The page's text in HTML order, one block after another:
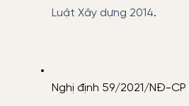
Luật Xây dựng 2014.
Nghị định 59/2021/NĐ-